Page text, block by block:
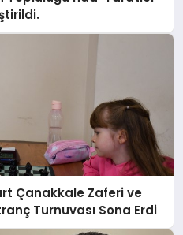
Çanakkale Zaferi ve
Turnuvası Sona Erdi